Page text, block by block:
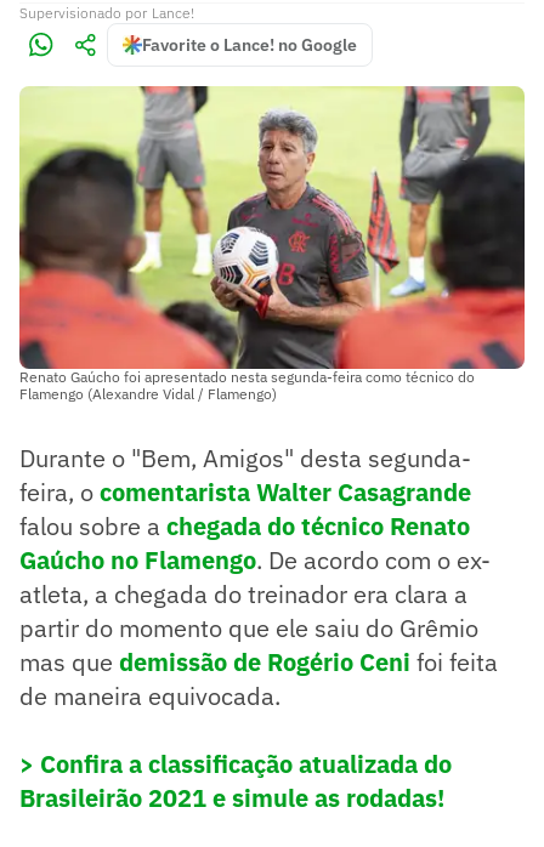
Supervisionado por Lance!
Favorite o Lance! no Google
Renato Gaúcho foi apresentado nesta segunda-feira como técnico do
Flamengo (Alexandre Vidal / Flamengo)
Durante o "Bem, Amigos" desta segunda-
feira, ocomentarista Walter Casagrande
falou sobre a chegada do técnico Renato
Gaúcho no Flamengo. De acordo com o ex-
atleta, a chegada do treinador era clara a
partir do momento que ele saiu do Grêmio
mas que demissão de Rogério Ceni foi feita
de maneira equivocada.
> Confira a classificação atualizada do
Brasileirão 2021 e simule as rodadas!